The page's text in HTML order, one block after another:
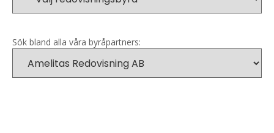
Sök bland alla våra byråpartners: